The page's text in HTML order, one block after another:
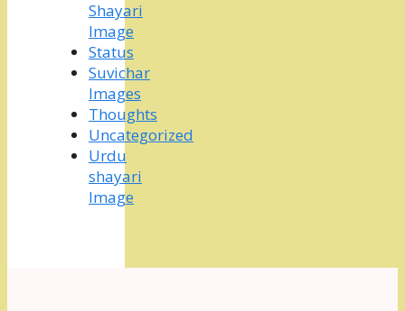
Shayari
Image
Status
Suvichar
Images
Thoughts
Uncategorized
Urdu
shayari
Image